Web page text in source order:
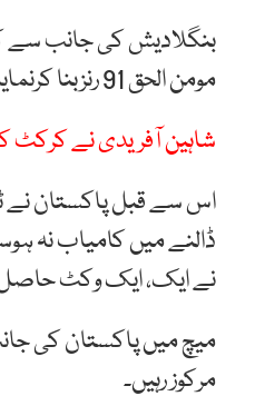
مومن الحق 91 رنزبنا کرنمایاں رہے، دیگرکھلاڑیوں میں محمود الحسن جوائے 8 اور شادمان اسلام 13 رنز بنا سکے۔
شاہین آفریدی نے کرکٹ
اس سے قبل پاکستان نے
ڈالنے میں کامیاب نہ
نے ایک، ایک وکٹ
میچ میں پاکستان کی
مرکوز رہیں۔